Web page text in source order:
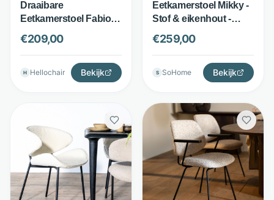
Draaibare
Eetkamerstoel Fabio -
Bouclé stof & metalen
onderstel - Met
opening in rug - Beige
- Eleonora
€209,00
H Hellochair Bekijk
Eetkamerstoel Mikky -
Stof & eikenhout -
Taupe/Naturel -
Eleonora
€259,00
S SoHome Bekijk